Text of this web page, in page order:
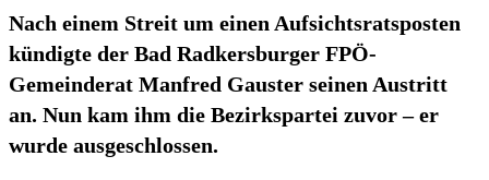
Nach einem Streit um einen Aufsichtsratsposten
kündigte der Bad Radkersburger FPÖ-
Gemeinderat Manfred Gauster seinen Austritt
an. Nun kam ihm die Bezirkspartei zuvor – er
wurde ausgeschlossen.